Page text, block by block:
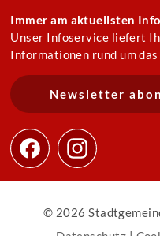
Immer am aktuellsten
Unser Infoservice liefert
Informationen rund um
Newsletter
© 2026